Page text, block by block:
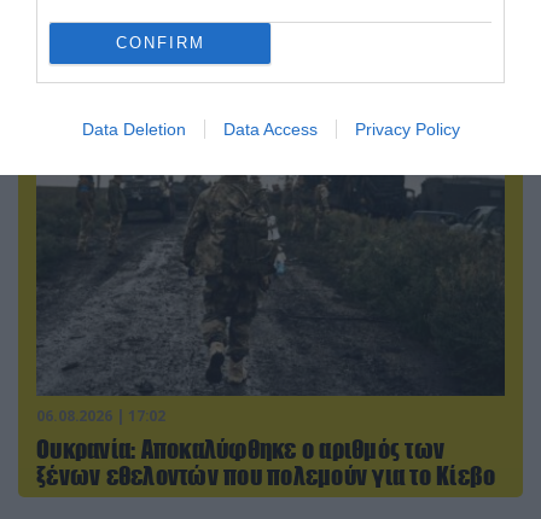
CONFIRM
Data Deletion Data Access Privacy Policy
Αδειάζουν το Κραματόρσκ οι Ουκρανοί:
Έκτακτη εκκένωση στην πόλη μετά την
αιφνιδιαστική προώθηση των Ρώσων (βίντεο)
06.08.2026 | 17:02
Ουκρανία: Αποκαλύφθηκε ο αριθμός των
ξένων εθελοντών που πολεμούν για το Κίεβο